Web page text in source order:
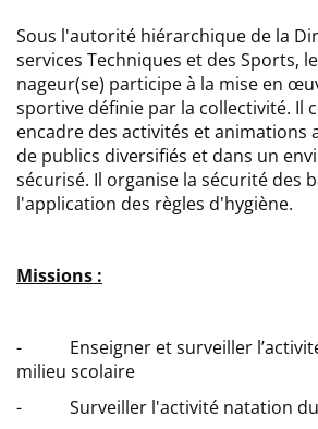
Sous l'autorité hiérarchique de la
services Techniques et des Sports,
nageur(se) participe à la mise en
sportive définie par la collectivité. Il
encadre des activités et animations
de publics diversifiés et dans un
sécurisé. Il organise la sécurité des
l'application des règles d'hygiène.
Missions :
- Enseigner et surveiller
milieu scolaire
- Surveiller l'activité natation du